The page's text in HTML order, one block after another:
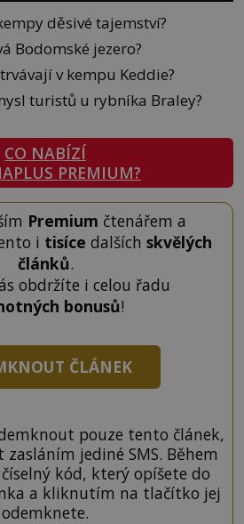
děsivé tajemství?
Bodomské jezero?
v kempu Keddie?
turistů u rybníka Braley?
CO NABÍZÍ
PREMIUM?
Premium čtenářem a
i tisíce dalších skvělých
článků.
obdržíte i celou řadu
bonusů!
ČLÁNEK
pouze tento článek,
jediné SMS. Během
kód, který opíšete do
a kliknutím na tlačítko jej
odemknete.